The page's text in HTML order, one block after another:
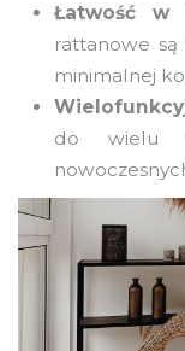
Łatwość w
rattanowe są
minimalnej
do wielu